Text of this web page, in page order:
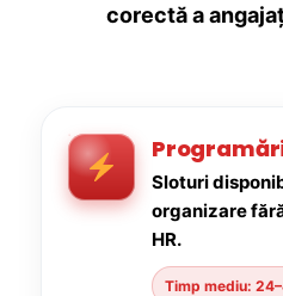
corectă a
Sloturi
organizare
HR.
Timp mediu: